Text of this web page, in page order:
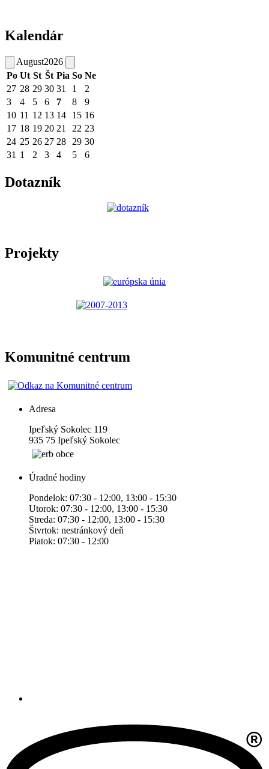
Kalendár
August2026
Po Ut St Št Pia So Ne
27 28 29 30 31 1
2
3
4 5 6 7 8
9
10 11 12 13 14 15 16
17 18 19 20 21 22 23
24 25 26 27 28 29 30
31 1 2 3 4 5 6
Dotazník
Projekty
Komunitné centrum
Adresa
Ipeľský Sokolec 119
935 75 Ipeľský Sokolec
Úradné hodiny
Pondelok: 07:30 - 12:00, 13:00 - 15:30
Utorok: 07:30 - 12:00, 13:00 - 15:30
Streda: 07:30 - 12:00, 13:00 - 15:30
Štvrtok: nestránkový deň
Piatok: 07:30 - 12:00